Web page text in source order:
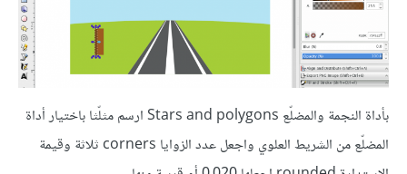
بأداة النجمة والمضلّع Stars and polygons ارسم مثلّثا باختيار أداة
المضلّع من الشريط العلوي واجعل عدد الزوايا corners ثلاثة وقيمة